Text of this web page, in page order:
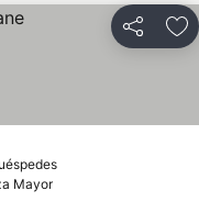
Compartir
Ver precios
Mayor